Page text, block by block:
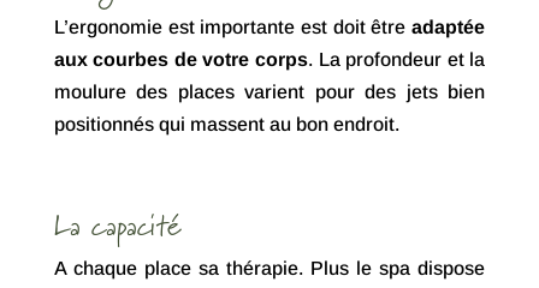
L’ergonomie est importante est doit êtreadaptée
aux courbes de votre corps. La profondeur et la
moulure des places varient pour des jets bien
positionnés qui massent au bon endroit.
La capacité
A chaque place sa thérapie. Plus le spa dispose